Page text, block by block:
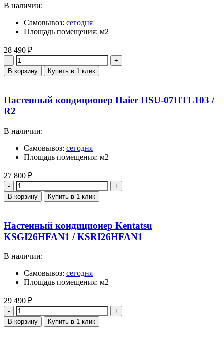
В наличии:
Самовывоз: сегодня
Площадь помещения: м2
28 490 ₽
Количество
В корзину Купить в 1 клик
Настенный кондиционер Haier HSU-07HTL103 /
R2
В наличии:
Самовывоз: сегодня
Площадь помещения: м2
27 800 ₽
Количество
В корзину Купить в 1 клик
Настенный кондиционер Kentatsu
KSGI26HFAN1 / KSRI26HFAN1
В наличии:
Самовывоз: сегодня
Площадь помещения: м2
29 490 ₽
Количество
В корзину Купить в 1 клик